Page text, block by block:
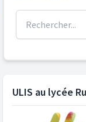
ULIS au lycée